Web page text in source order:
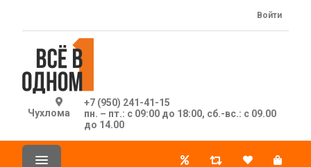
Чухлома
+7 (950) 241-41-15
пн. – пт.: с 09:00 до 18:00, сб.-вс.: с 09.00
до 14.00
Войти